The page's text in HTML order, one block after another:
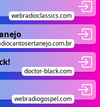
webradioclassics.com
doctor-black.com
webradiogospel.com